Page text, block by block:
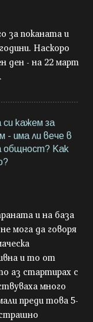
за поканата и
Наскоро
ден - на 22 март
си кажем за
- има ли вече в
общност? Как
и на база
мога да говоря
и то от
аз стартирах с
много
преди това 5-